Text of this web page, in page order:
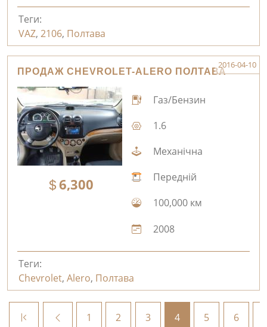
Теги:
VAZ, 2106, Полтава
ПРОДАЖ CHEVROLET-ALERO ПОЛТАВА
2016-04-10
6,300
Газ/Бензин
1.6
Механічна
Передній
100,000 км
2008
Теги:
Chevrolet, Alero, Полтава
1 2 3 4 5 6